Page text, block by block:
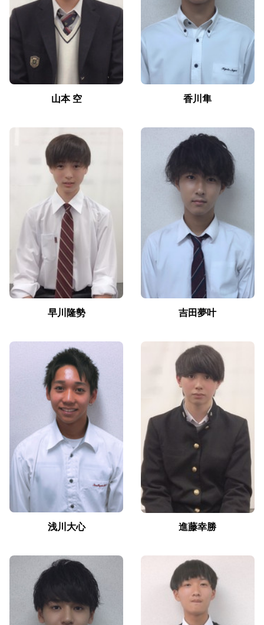
山本 空 香川隼
早川隆勢 吉田夢叶
浅川大心 進藤幸勝